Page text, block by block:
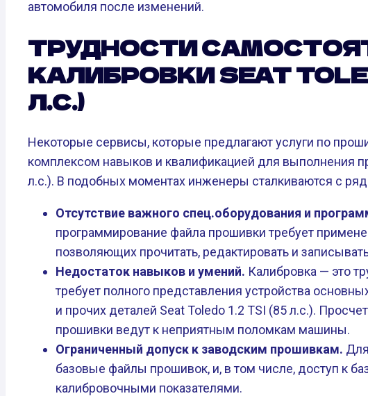
автомобиля после изменений.
ТРУДНОСТИ
КАЛИБРОВКИ SEAT
Л.С.)
Некоторые сервисы, которые предлагают услуги по
комплексом навыков и квалификацией для выполнения
л.с.). В подобных моментах инженеры сталкиваются с
Отсутствие важного спец.оборудования и
программирование файла прошивки требует
позволяющих прочитать, редактировать и
Недостаток навыков и умений. Калибровка — это
требует полного представления устройства
и прочих деталей Seat Toledo 1.2 TSI (85 л.с.).
прошивки ведут к неприятным поломкам машины.
Ограниченный допуск к заводским прошивкам.
базовые файлы прошивок, и, в том числе, доступ к
калибровочными показателями.